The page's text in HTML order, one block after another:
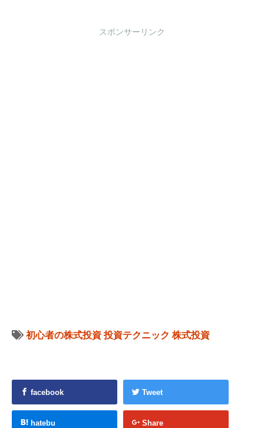
スポンサーリンク
初心者の株式投資 投資テクニック 株式投資
facebook Tweet
hatebu Share